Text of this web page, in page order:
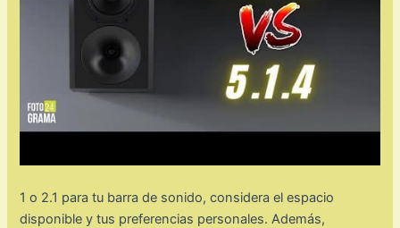
1 o 2.1 para tu barra de sonido, considera el espacio
disponible y tus preferencias personales. Además,